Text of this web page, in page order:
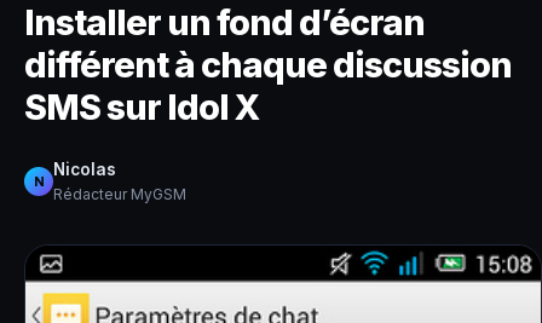
Installer un fond d’écran
différent à chaque discussion
SMS sur Idol X
N
Nicolas
Rédacteur MyGSM